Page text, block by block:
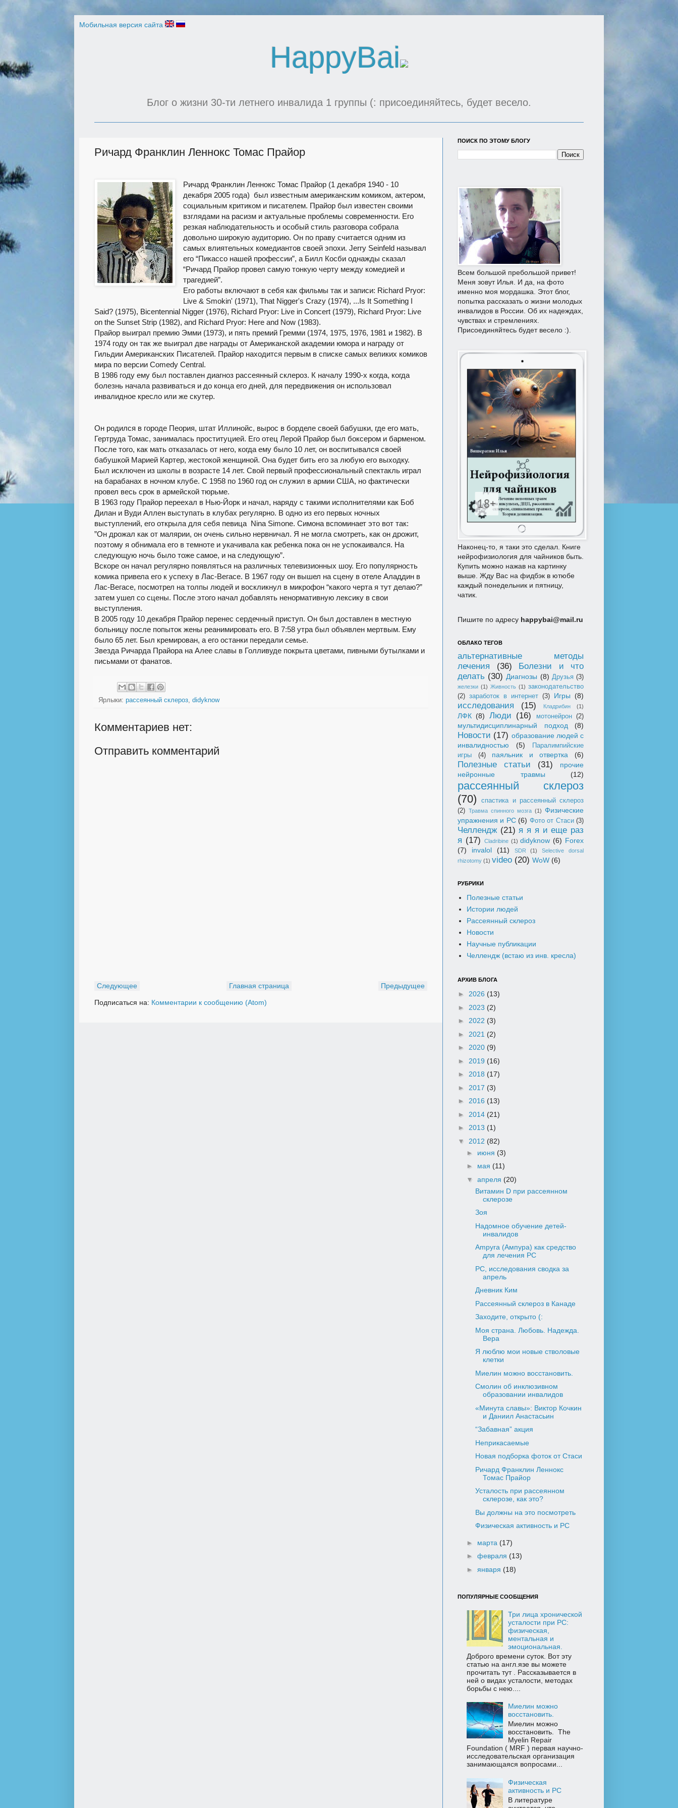
Мобильная версия сайта
HappyBai
Блог о жизни 30-ти летнего инвалида 1 группы (: присоединяйтесь, будет весело.
Ричард Франклин Леннокс Томас Прайор
Ричард Франклин Леннокс Томас Прайор (1 декабря 1940 - 10
декабря 2005 года) был известным американским комиком, актером,
социальным критиком и писателем. Прайор был известен своими
взглядами на расизм и актуальные проблемы современности. Его
резкая наблюдательность и особый стиль разговора собрала
довольно широкую аудиторию. Он по праву считается одним из
самых влиятельных комедиантов своей эпохи. Jerry Seinfeld называл
его “Пикассо нашей профессии”, а Билл Косби однажды сказал
“Ричард Прайор провел самую тонкую черту между комедией и
трагедией”.
Его работы включают в себя как фильмы так и записи: Richard Pryor:
Live & Smokin' (1971), That Nigger's Crazy (1974), ...Is It Something I
Said? (1975), Bicentennial Nigger (1976), Richard Pryor: Live in Concert (1979), Richard Pryor: Live
on the Sunset Strip (1982), and Richard Pryor: Here and Now (1983).
Прайор выиграл премию Эмми (1973), и пять премий Гремми (1974, 1975, 1976, 1981 и 1982). В
1974 году он так же выиграл две награды от Американской академии юмора и награду от
Гильдии Американских Писателей. Прайор находится первым в списке самых великих комиков
мира по версии Comedy Central.
В 1986 году ему был поставлен диагноз рассеянный склероз. К началу 1990-х когда, когда
болезнь начала развиваться и до конца его дней, для передвижения он использовал
инвалидное кресло или же скутер.
Он родился в городе Пеория, штат Иллинойс, вырос в борделе своей бабушки, где его мать,
Гертруда Томас, занималась проституцией. Его отец Лерой Прайор был боксером и барменом.
После того, как мать отказалась от него, когда ему было 10 лет, он воспитывался своей
бабушкой Марией Картер, жестокой женщиной. Она будет бить его за любую его выходку.
Был исключен из школы в возрасте 14 лет. Свой первый профессиональный спектакль играл
на барабанах в ночном клубе. С 1958 по 1960 год он служил в армии США, но фактически
провел весь срок в армейской тюрьме.
В 1963 году Прайор переехал в Нью-Йорк и начал, наряду с такими исполнителями как Боб
Дилан и Вуди Аллен выступать в клубах регулярно. В одно из его первых ночных
выступлений, его открыла для себя певица Nina Simone. Симона вспоминает это вот так:
”Он дрожал как от малярии, он очень сильно нервничал. Я не могла смотреть, как он дрожит,
поэтому я обнимала его в темноте и укачивала как ребенка пока он не успокаивался. На
следующую ночь было тоже самое, и на следующую”.
Вскоре он начал регулярно появляться на различных телевизионных шоу. Его популярность
комика привела его к успеху в Лас-Вегасе. В 1967 году он вышел на сцену в отеле Аладдин в
Лас-Вегасе, посмотрел на толпы людей и воскликнул в микрофон “какого черта я тут делаю?”
затем ушел со сцены. После этого начал добавлять ненормативную лексику в свои
выступления.
В 2005 году 10 декабря Прайор перенес сердечный приступ. Он был доставлен в местную
больницу после попыток жены реанимировать его. В 7:58 утра был объявлен мертвым. Ему
было 65 лет. Был кремирован, а его останки передали семье.
Звезда Ричарда Прайора на Алее славы в Голливуде покрыта цветами, пивными бутылками и
письмами от фанатов.
Ярлыки: рассеянный склероз, didyknow
Комментариев нет:
Отправить комментарий
Следующее Предыдущее
Главная страница
Подписаться на: Комментарии к сообщению (Atom)
ПОИСК ПО ЭТОМУ БЛОГУ
Всем большой пребольшой привет!
Меня зовут Илья. И да, на фото
именно моя мордашка. Этот блог,
попытка рассказать о жизни молодых
инвалидов в России. Об их надеждах,
чувствах и стремлениях.
Присоединяйтесь будет весело :).
Наконец-то, я таки это сделал. Книге
нейрофизиология для чайников быть.
Купить можно нажав на картинку
выше. Жду Вас на фидбэк в ютюбе
каждый понедельник и пятницу,
чатик.
Пишите по адресу happybai@mail.ru
ОБЛАКО ТЕГОВ
альтернативные методы
лечения
(36)
Болезни и что
делать (30) Диагнозы (8) Друзья (3)
железки (1) Живность (1) законодательство
(2) заработок в интернет (3) Игры (8)
исследования (15) Кладрибин (1)
ЛФК (8) Люди (16) мотонейрон (2)
мультидисциплинарный подход (8)
Новости (17) образование людей с
инвалидностью
(5)
Паралимпийские
игры
(4) паяльник и отвертка (6)
Полезные статьи (31)
прочие
нейронные травмы
(12)
рассеянный склероз
(70)
спастика и рассеянный склероз
(2) Травма спинного мозга (1) Физические
упражнения и РС (6) Фото от Стаси (3)
Челлендж (21) я я я и еще раз
я (17) Cladribine (1) didyknow (6) Forex
(7)
invalol (11) SDR (1)
Selective dorsal
rhizotomy (1) video (20) WoW (6)
РУБРИКИ
Полезные статьи
Истории людей
Рассеянный склероз
Новости
Научные публикации
Челлендж (встаю из инв. кресла)
АРХИВ БЛОГА
► 2026 (13)
► 2023 (2)
► 2022 (3)
► 2021 (2)
► 2020 (9)
► 2019 (16)
► 2018 (17)
► 2017 (3)
► 2016 (13)
► 2014 (21)
► 2013 (1)
▼ 2012 (82)
► июня (3)
► мая (11)
▼ апреля (20)
Витамин D при рассеянном
склерозе
Зоя
Надомное обучение детей-
инвалидов
Ampyra (Ампура) как средство
для лечения РС
РС, исследования сводка за
апрель
Дневник Ким
Рассеянный склероз в Канаде
Заходите, открыто (:
Моя страна. Любовь. Надежда.
Вера
Я люблю мои новые стволовые
клетки
Миелин можно восстановить.
Смолин об инклюзивном
образовании инвалидов
«Минута славы»: Виктор Кочкин
и Даниил Анастасьин
“Забавная” акция
Неприкасаемые
Новая подборка фоток от Стаси
Ричард Франклин Леннокс
Томас Прайор
Усталость при рассеянном
склерозе, как это?
Вы должны на это посмотреть
Физическая активность и РС
► марта (17)
► февраля (13)
► января (18)
ПОПУЛЯРНЫЕ СООБЩЕНИЯ
Три лица хронической
усталости при РС:
физическая,
ментальная и
эмоциональная.
Доброго времени суток. Вот эту
статью на англ.язе вы можете
прочитать тут . Рассказывается в
ней о видах усталости, методах
борьбы с нею....
Миелин можно
восстановить.
Миелин можно
восстановить. The
Myelin Repair
Foundation ( MRF ) первая научно-
исследовательская организация
занимающаяся вопросами...
Физическая
активность и РС
В литературе